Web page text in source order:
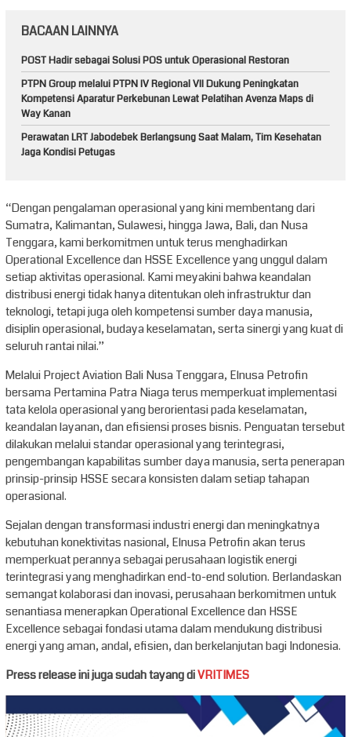
BACAAN LAINNYA
POST Hadir sebagai Solusi POS untuk Operasional Restoran
PTPN Group melalui PTPN IV Regional VII Dukung Peningkatan
Kompetensi Aparatur Perkebunan Lewat Pelatihan Avenza Maps di
Way Kanan
Perawatan LRT Jabodebek Berlangsung Saat Malam, Tim Kesehatan
Jaga Kondisi Petugas
“Dengan pengalaman operasional yang kini membentang dari
Sumatra, Kalimantan, Sulawesi, hingga Jawa, Bali, dan Nusa
Tenggara, kami berkomitmen untuk terus menghadirkan
Operational Excellence dan HSSE Excellence yang unggul dalam
setiap aktivitas operasional. Kami meyakini bahwa keandalan
distribusi energi tidak hanya ditentukan oleh infrastruktur dan
teknologi, tetapi juga oleh kompetensi sumber daya manusia,
disiplin operasional, budaya keselamatan, serta sinergi yang kuat di
seluruh rantai nilai.”
Melalui Project Aviation Bali Nusa Tenggara, Elnusa Petrofin
bersama Pertamina Patra Niaga terus memperkuat implementasi
tata kelola operasional yang berorientasi pada keselamatan,
keandalan layanan, dan efisiensi proses bisnis. Penguatan tersebut
dilakukan melalui standar operasional yang terintegrasi,
pengembangan kapabilitas sumber daya manusia, serta penerapan
prinsip-prinsip HSSE secara konsisten dalam setiap tahapan
operasional.
Sejalan dengan transformasi industri energi dan meningkatnya
kebutuhan konektivitas nasional, Elnusa Petrofin akan terus
memperkuat perannya sebagai perusahaan logistik energi
terintegrasi yang menghadirkan end-to-end solution. Berlandaskan
semangat kolaborasi dan inovasi, perusahaan berkomitmen untuk
senantiasa menerapkan Operational Excellence dan HSSE
Excellence sebagai fondasi utama dalam mendukung distribusi
energi yang aman, andal, efisien, dan berkelanjutan bagi Indonesia.
Press release ini juga sudah tayang diVRITIMES